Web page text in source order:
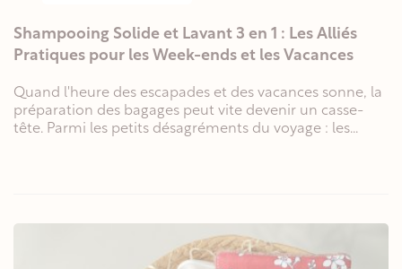
Shampooing Solide et Lavant 3 en 1 : Les Alliés
Pratiques pour les Week-ends et les Vacances
Quand l'heure des escapades et des vacances sonne, la
préparation des bagages peut vite devenir un casse-
tête. Parmi les petits désagréments du voyage : les...